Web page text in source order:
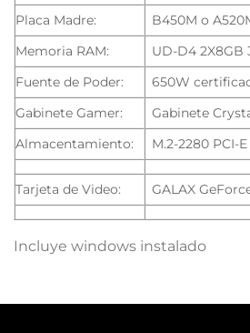
Placa Madre:
B450M o
Memoria RAM:
UD-D4 2X8GB
Fuente de Poder:
650W
Gabinete Gamer:
Gabinete
Almacentamiento:
M.2-2280 PCI-
Tarjeta de Video: GALAX
Incluye windows instalado